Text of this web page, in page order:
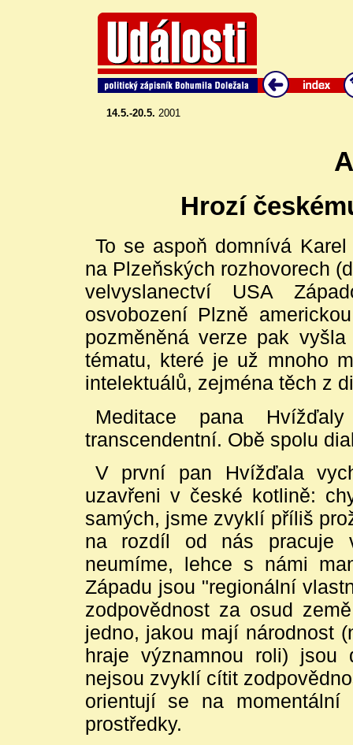
14.5.-20.5. 2001
Hrozí
To se aspoň domnívá
na Plzeňských rozhovorech
velvyslanectví USA
osvobození Plzně
pozměněná verze pak
tématu, které je už mnoho
intelektuálů, zejména těch z
Meditace pana
transcendentní. Obě spolu
V první pan Hvížďala
uzavřeni v české kotlině:
samých, jsme zvyklí příliš
na rozdíl od nás pracuje
neumíme, lehce s námi
Západu jsou "regionální
zodpovědnost za osud
jedno, jakou mají národnost
hraje významnou roli) jsou
nejsou zvyklí cítit
orientují se na momentální
prostředky.